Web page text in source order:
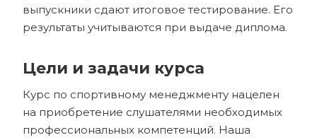
выпускники сдают итоговое тестирование. Его
результаты учитываются при выдаче диплома.
Цели и задачи курса
Курс по спортивному менеджменту нацелен
на приобретение слушателями необходимых
профессиональных компетенций. Наша